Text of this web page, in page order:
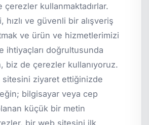
kullanmaktadırlar.
hızlı ve güvenli bir alışveriş
ve ürün ve hizmetlerimizi
ihtiyaçları doğrultusunda
biz de çerezler kullanıyoruz.
ziyaret ettiğinizde
bilgisayar veya cep
küçük bir metin
bir web sitesini ilk